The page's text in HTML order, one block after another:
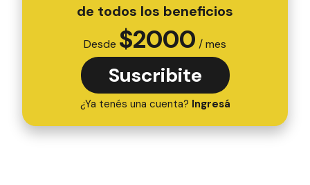
de todos los beneficios
Desde $2000 / mes
Suscribite
¿Ya tenés una cuenta? Ingresá